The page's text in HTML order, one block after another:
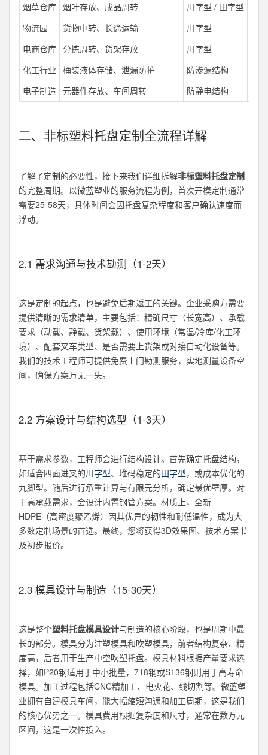
烟草仓库 烟叶存放、成品周转 川字型 / 田字型
物流园
货物中转、长途运输 川字型
电商仓库 分拣周转、货架存放 川字型
化工行业 桶装液体存储、泄漏防护 防渗漏结构
电子制造 元器件存放、车间周转 防静电结构
二、非标塑料托盘定制全流程详解
了解了定制的必要性，接下来我们详细拆解非标塑料托盘定制
的完整周期。以微蓝塑业的服务流程为例，首次开模定制通常
需要25-58天，具体时间会因托盘复杂程度和客户确认速度而
浮动。
2.1 需求沟通与技术勘测（1-2天）
这是定制的起点，也是避免后期返工的关键。企业采购方需要
提供清晰的需求清单，主要包括：精确尺寸（长宽高）、承载
要求（动载、静载、货架载）、使用环境（常温/冷库/化工环
境）、配套叉车类型、是否需要上货架或对接自动化设备等。
我们的技术工程师可提供免费上门勘测服务，实地测量设备空
间，确保方案万无一失。
2.2 方案设计与结构选型（1-3天）
基于需求参数，工程师会进行结构设计。首先确定托盘结构，
如适合四面进叉的川字型、堆码稳定的田字型，或成本优化的
九脚型。随后进行承重计算与有限元分析，确定最优壁厚。对
于高承载需求，会设计内置钢管方案。材质上，全新
HDPE（高密度聚乙烯）因其优异的韧性和耐低温性，成为大
多数定制场景的首选。最终，您将获得3D效果图、技术方案书
及初步报价。
2.3 模具设计与制造（15-30天）
这是整个塑料托盘模具设计与制造的核心阶段，也是周期中最
长的部分。模具分为注塑模具和吹塑模具，前者结构复杂、精
度高，后者用于生产中空吹塑托盘。模具材料根据产量要求选
择，如P20钢适用于中小批量，718钢或S136钢则用于高寿命
模具。加工过程包括CNC精加工、电火花、线切割等。微蓝塑
业拥有自建模具车间，能大幅缩短沟通和加工周期，这是我们
的核心优势之一。模具费用根据复杂度和尺寸，通常在数万元
区间，这是一次性投入。